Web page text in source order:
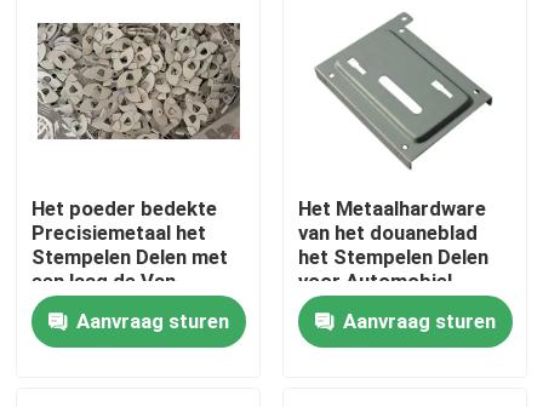
Huis
Het poeder bedekte
Precisiemetaal het
Stempelen Delen met
een laag de Van
gehard staal 1.0mm
DikteAanvraag sturen
Het Metaalhardware
van het douaneblad
het Stempelen Delen
voor Automobiel
Aanvraag sturen